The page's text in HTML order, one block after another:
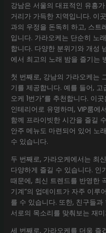
강남은 서울의 대표적인 유흥
거리가 가득한 지역입니다. 이
과의 우정을 돈독히 하고, 스트
입니다. 가라오케는 단순히 노
합니다. 다양한 분위기와 개성
에서 최고의 노래 밤을 즐기는
첫 번째로, 강남의 가라오케는
기를 제공합니다. 예를 들어,
오케 1번가”를 추천합니다. 이
인테리어로 유명하며, VIP룸에
함께 프라이빗한 시간을 즐길
안주 메뉴도 마련되어 있어 노
수 있습니다.
두 번째로, 가라오케에서는 최
다양하게 즐길 수 있습니다. 인
때문에, 최신 트렌드를 반영한
기계”의 업데이트가 자주 이루
를 수 있습니다. 또한, 친구들
서로의 목소리를 맞춰보는 재
세 번째로, 가라오케를 더욱 즐